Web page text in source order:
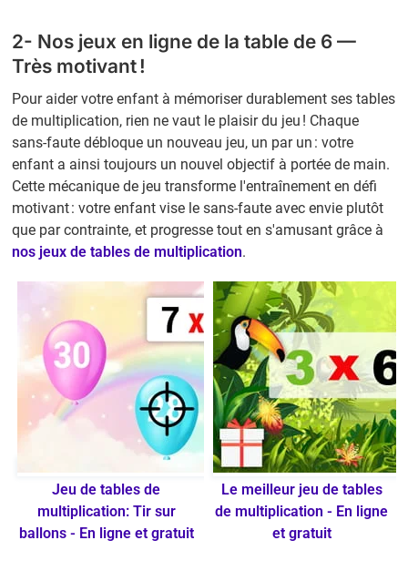
2- Nos jeux en ligne de la table de 6 —
Très motivant !
Pour aider votre enfant à mémoriser durablement ses tables
de multiplication, rien ne vaut le plaisir du jeu ! Chaque
sans-faute débloque un nouveau jeu, un par un : votre
enfant a ainsi toujours un nouvel objectif à portée de main.
Cette mécanique de jeu transforme l'entraînement en défi
motivant : votre enfant vise le sans-faute avec envie plutôt
que par contrainte, et progresse tout en s'amusant grâce à
nos jeux de tables de multiplication.
Jeu de tables de
multiplication: Tir sur
ballons - En ligne et gratuit
Le meilleur jeu de tables
de multiplication - En ligne
et gratuit